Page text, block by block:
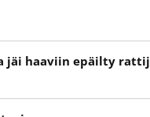
jäi haaviin epäilty